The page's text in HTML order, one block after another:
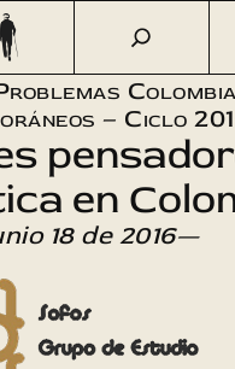
Cultural Sofos/
José
– Ciclo
en
18 de 2016—